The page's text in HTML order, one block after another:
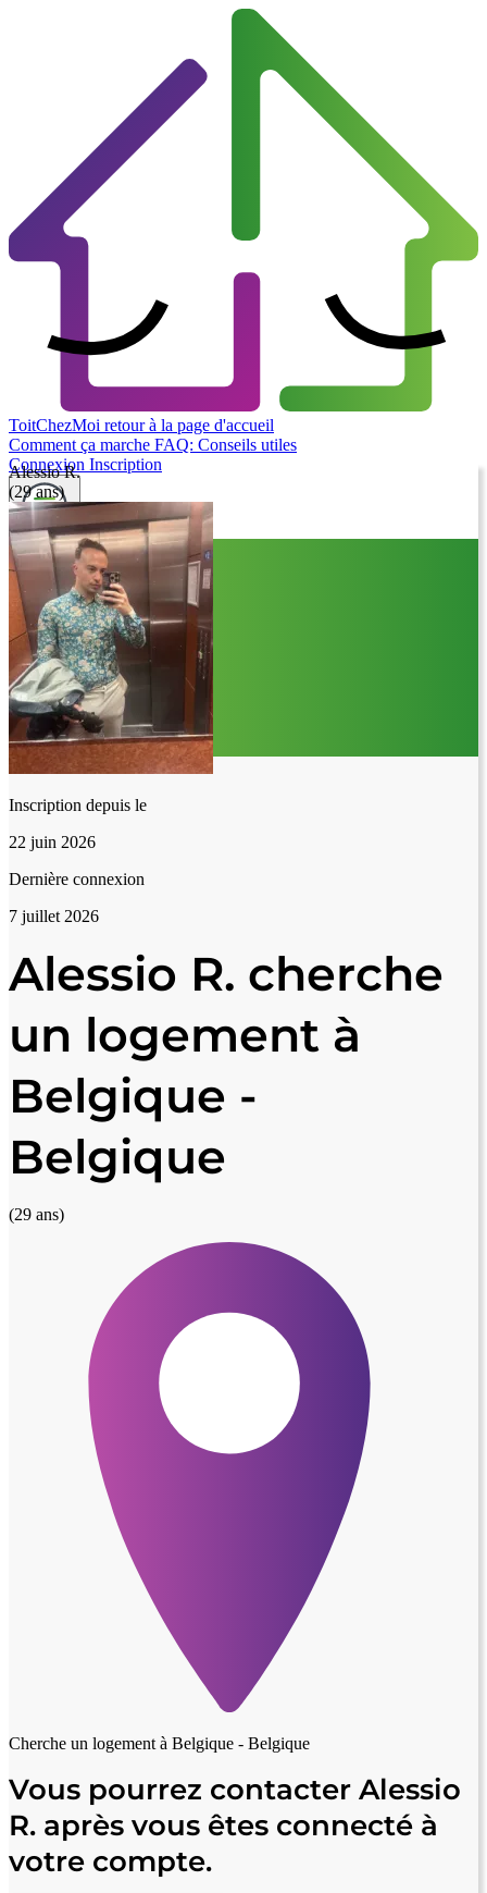
ToitChezMoi retour à la page d'accueil
Comment ça marche FAQ: Conseils utiles
Connexion Inscription
Alessio R.
(29 ans)
Inscription depuis le
22 juin 2026
Dernière connexion
7 juillet 2026
Alessio R. cherche
un logement à
Belgique -
Belgique
(29 ans)
Cherche un logement à Belgique - Belgique
Vous pourrez contacter Alessio
R. après vous êtes connecté à
votre compte.